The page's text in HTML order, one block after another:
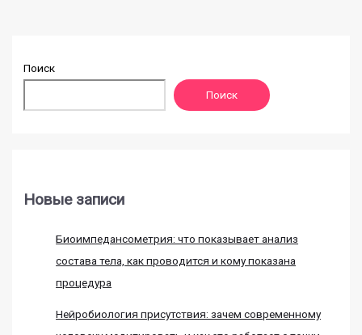
Поиск
Поиск
Новые записи
Биоимпедансометрия: что показывает анализ
состава тела, как проводится и кому показана
процедура
Нейробиология присутствия: зачем современному